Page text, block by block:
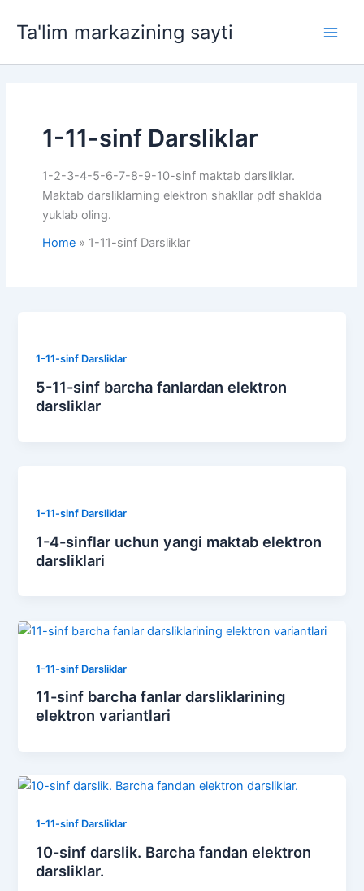
Ta'lim markazining sayti
1-11-sinf Darsliklar
1-2-3-4-5-6-7-8-9-10-sinf maktab darsliklar.
Maktab darsliklarning elektron shakllar pdf shaklda
yuklab oling.
Home
1-11-sinf Darsliklar
1-11-sinf Darsliklar
5-11-sinf barcha fanlardan elektron
darsliklar
1-11-sinf Darsliklar
1-4-sinflar uchun yangi maktab elektron
darsliklari
1-11-sinf Darsliklar
11-sinf barcha fanlar darsliklarining
elektron variantlari
1-11-sinf Darsliklar
10-sinf darslik. Barcha fandan elektron
darsliklar.